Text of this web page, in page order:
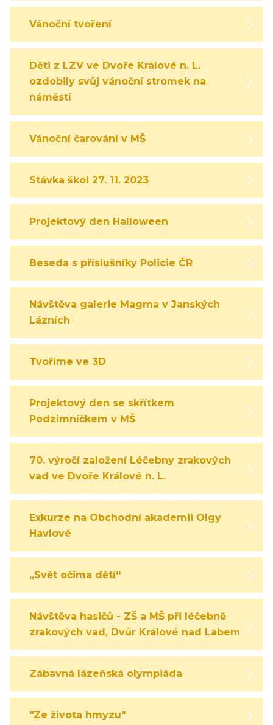
Vánoční tvoření
Děti z LZV ve Dvoře Králové n. L.
ozdobily svůj vánoční stromek na
náměstí
Vánoční čarování v MŠ
Stávka škol 27. 11. 2023
Projektový den Halloween
Beseda s příslušníky Policie ČR
Návštěva galerie Magma v Janských
Lázních
Tvoříme ve 3D
Projektový den se skřítkem
Podzimníčkem v MŠ
70. výročí založení Léčebny zrakových
vad ve Dvoře Králové n. L.
Exkurze na Obchodní akademii Olgy
Havlové
„Svět očima dětí“
Návštěva hasičů - ZŠ a MŠ při léčebně
zrakových vad, Dvůr Králové nad Labem
Zábavná lázeňská olympiáda
"Ze života hmyzu"